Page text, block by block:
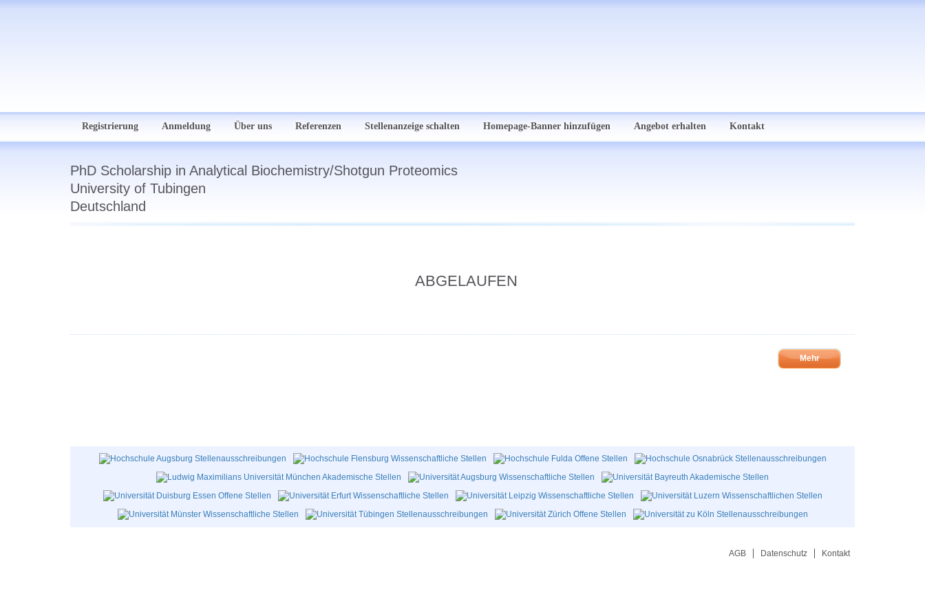
Registrierung Anmeldung Über uns Referenzen Stellenanzeige schalten Homepage-Banner hinzufügen Angebot erhalten Kontakt
PhD Scholarship in Analytical Biochemistry/Shotgun Proteomics
University of Tubingen
Deutschland
ABGELAUFEN
Mehr
AGB Datenschutz Kontakt